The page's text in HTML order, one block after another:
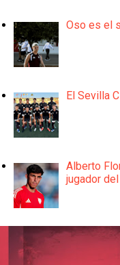
Oso es el
El Sevilla
Alberto
jugador del